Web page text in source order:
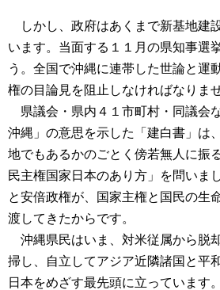
しかし、政府はあくまで新基地建
います。当面する１１月の県知事選
う。全国で沖縄に連帯した世論と運
権の目論見を阻止しなければなりませ
県議会・県内４１市町村・同議会
沖縄」の意思を示した「建白書」は
地でもあるかのごとく傍若無人に振
民主権国家日本のあり方」を問いま
と安倍政権が、国家主権と国民の生
渡してきたからです。
沖縄県民はいま、対米従属から脱
掃し、自立してアジア近隣諸国と平
日本をめざす最先頭に立っています